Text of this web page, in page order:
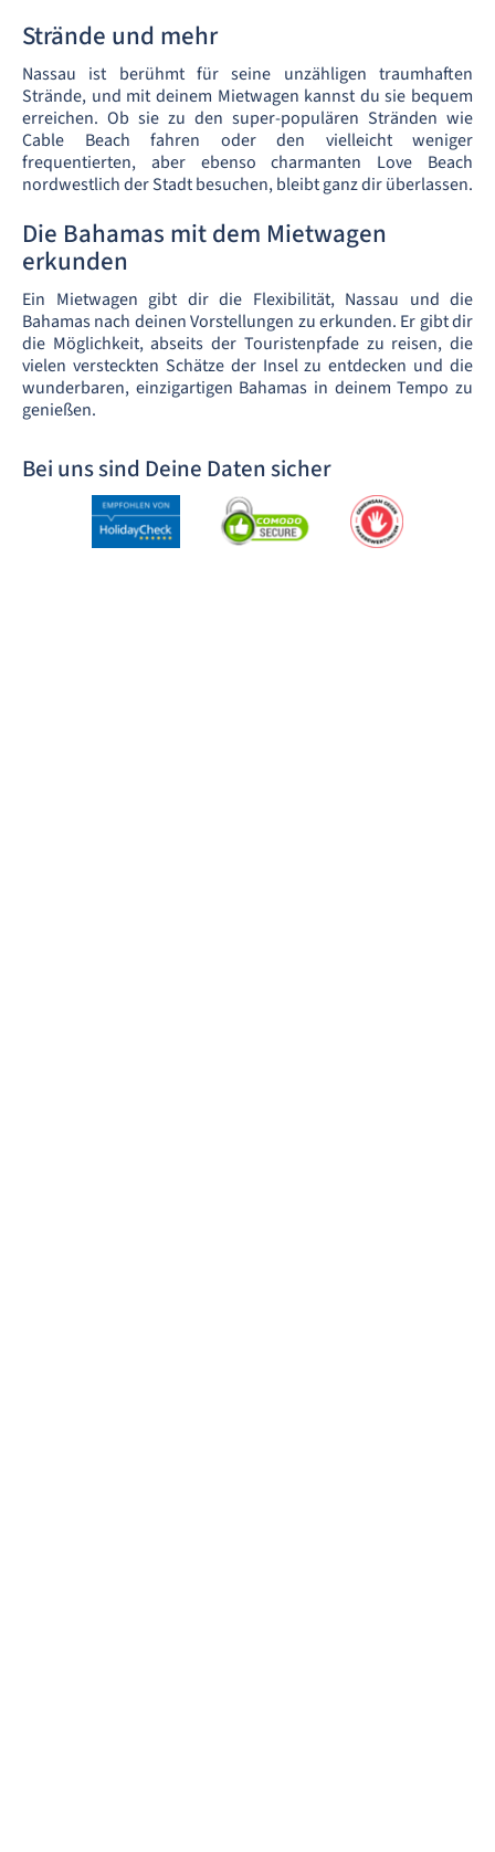
Strände und mehr
Nassau ist berühmt für seine unzähligen traumhaften
Strände, und mit deinem Mietwagen kannst du sie bequem
erreichen. Ob sie zu den super-populären Stränden wie
Cable Beach fahren oder den vielleicht weniger
frequentierten, aber ebenso charmanten Love Beach
nordwestlich der Stadt besuchen, bleibt ganz dir überlassen.
Die Bahamas mit dem Mietwagen
erkunden
Ein Mietwagen gibt dir die Flexibilität, Nassau und die
Bahamas nach deinen Vorstellungen zu erkunden. Er gibt dir
die Möglichkeit, abseits der Touristenpfade zu reisen, die
vielen versteckten Schätze der Insel zu entdecken und die
wunderbaren, einzigartigen Bahamas in deinem Tempo zu
genießen.
Bei uns sind Deine Daten sicher